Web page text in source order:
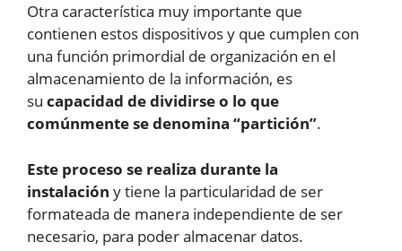
Otra característica muy importante que
contienen estos dispositivos y que cumplen con
una función primordial de organización en el
almacenamiento de la información, es
su capacidad de dividirse o lo que
comúnmente se denomina “partición”.
Este proceso se realiza durante la
instalación y tiene la particularidad de ser
formateada de manera independiente de ser
necesario, para poder almacenar datos.